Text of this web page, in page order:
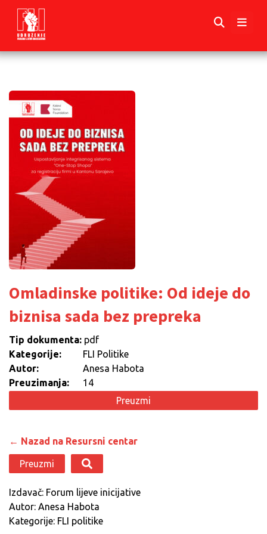
Omladinske politike: Od ideje do
biznisa sada bez prepreka
Tip dokumenta: pdf
Kategorije:
FLI Politike
Autor:
Anesa Habota
Preuzimanja:
14
Preuzmi
← Nazad na Resursni centar
Izdavač: Forum lijeve inicijative
Autor: Anesa Habota
Kategorije: FLI politike
Preuzmi